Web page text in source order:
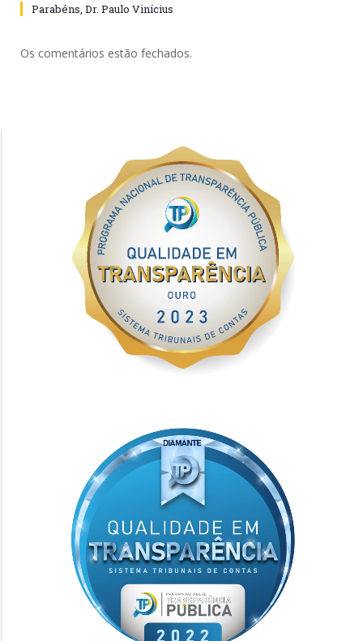
Parabéns, Dr. Paulo Vinícius
Os comentários estão fechados.